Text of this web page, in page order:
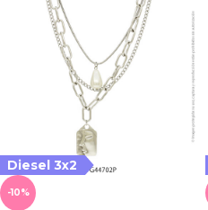
Diesel 3x2
-10%
3x2